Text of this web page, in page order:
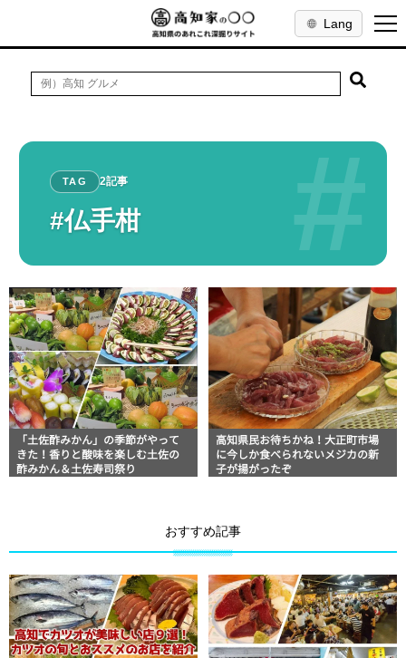
Lang
#
TAG 2記事
#仏手柑
「土佐酢みかん」の季節がやって
きた！香りと酸味を楽しむ土佐の
酢みかん＆土佐寿司祭り
高知県民お待ちかね！大正町市場
に今しか食べられないメジカの新
子が揚がったぞ
おすすめ記事